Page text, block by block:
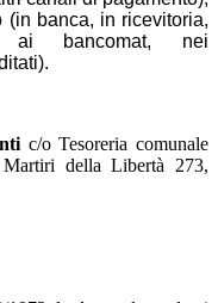
(in banca, in ricevitoria,
ai bancomat, nei
c/o Tesoreria comunale
della Libertà 273,